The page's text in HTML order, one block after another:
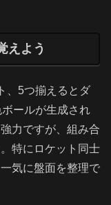
えよう
、5つ揃えるとダ
ールが生成され
力ですが、組み合
特にロケット同士
気に盤面を整理で